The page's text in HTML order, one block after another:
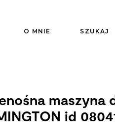
O MNIE SZUKAJ
maszyna
id